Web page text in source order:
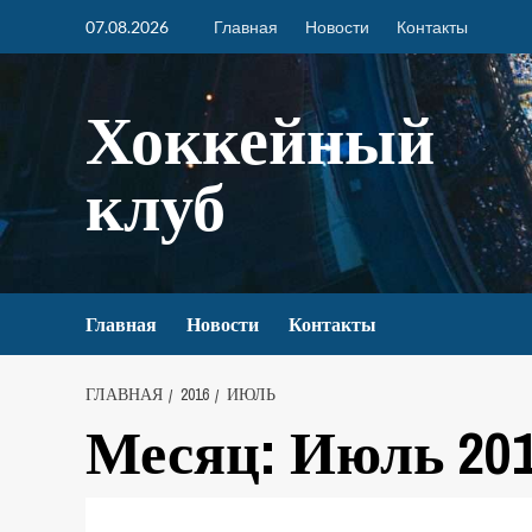
07.08.2026 Главная Новости Контакты
Хоккейный
клуб
Главная Новости Контакты
ГЛАВНАЯ 2016 ИЮЛЬ
Месяц: Июль